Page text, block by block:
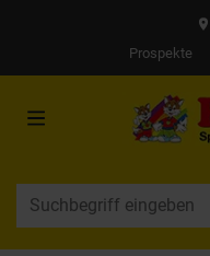
Prospekte